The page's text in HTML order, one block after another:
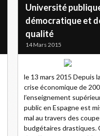
Université
démocratique et
qualité
14 Mars 2015
le 13 mars 2015 Depuis la
crise économique de
l’enseignement
public en Espagne est
mal au travers des
budgétaires drastiques.